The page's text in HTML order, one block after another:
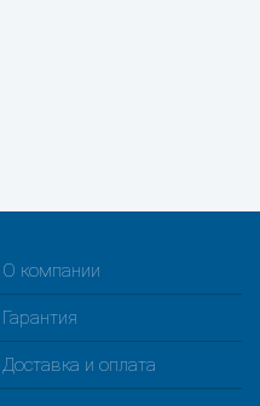
О компании
Гарантия
Доставка и оплата